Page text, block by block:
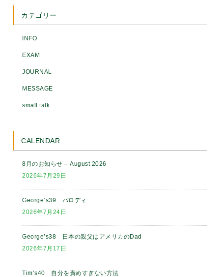
カテゴリー
INFO
EXAM
JOURNAL
MESSAGE
small talk
CALENDAR
8月のお知らせ – August 2026
2026年7月29日
George’s39 パロディ
2026年7月24日
George’s38 日本の親父はアメリカのDad
2026年7月17日
Tim’s40 自分を責めすぎない方法